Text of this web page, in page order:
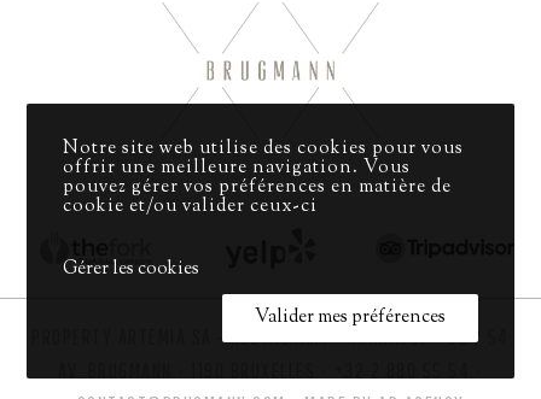
PROPERTY ARTEMIA SA - RESTAURANT - TERRASSE - 52 / 54
Notre site web utilise des cookies pour vous
offrir une meilleure navigation. Vous
pouvez gérer vos préférences en matière de
cookie et/ou valider ceux-ci
Gérer les cookies
Valider mes préférences